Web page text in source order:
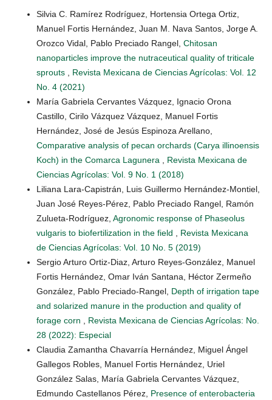
Silvia C. Ramírez Rodríguez, Hortensia Ortega Ortiz,
Manuel Fortis Hernández, Juan M. Nava Santos, Jorge A.
Orozco Vidal, Pablo Preciado Rangel, Chitosan
nanoparticles improve the nutraceutical quality of triticale
sprouts
Revista Mexicana de Ciencias Agrícolas: Vol. 12
No. 4 (2021)
María Gabriela Cervantes Vázquez, Ignacio Orona
Castillo, Cirilo Vázquez Vázquez, Manuel Fortis
Hernández, José de Jesús Espinoza Arellano,
Comparative analysis of pecan orchards (Carya illinoensis
Koch) in the Comarca Lagunera
Revista Mexicana de
Ciencias Agrícolas: Vol. 9 No. 1 (2018)
Liliana Lara-Capistrán, Luis Guillermo Hernández-Montiel,
Juan José Reyes-Pérez, Pablo Preciado Rangel, Ramón
Zulueta-Rodríguez, Agronomic response of Phaseolus
vulgaris to biofertilization in the field
Revista Mexicana
de Ciencias Agrícolas: Vol. 10 No. 5 (2019)
Sergio Arturo Ortiz-Diaz, Arturo Reyes-González, Manuel
Fortis Hernández, Omar Iván Santana, Héctor Zermeño
González, Pablo Preciado-Rangel, Depth of irrigation tape
and solarized manure in the production and quality of
forage corn
Revista Mexicana de Ciencias Agrícolas: No.
28 (2022): Especial
Claudia Zamantha Chavarría Hernández, Miguel Ángel
Gallegos Robles, Manuel Fortis Hernández, Uriel
González Salas, María Gabriela Cervantes Vázquez,
Edmundo Castellanos Pérez, Presence of enterobacteria